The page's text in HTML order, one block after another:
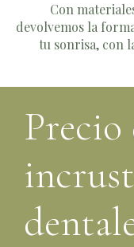
Con
devolvemos la
tu sonrisa, con
Precio